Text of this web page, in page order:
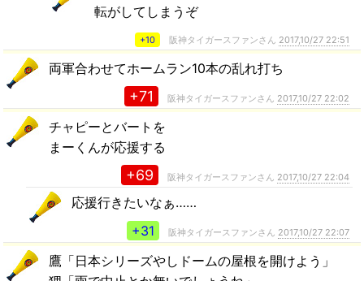
転がしてしまうぞ
+10 阪神タイガースファンさん 2017,10/27 22:51
両軍合わせてホームラン10本の乱れ打ち
+71 阪神タイガースファンさん 2017,10/27 22:02
チャピーとバートを
まーくんが応援する
+69 阪神タイガースファンさん 2017,10/27 22:04
応援行きたいなぁ……
+31
阪神タイガースファンさん 2017,10/27 22:07
鷹「日本シリーズやしドームの屋根を開けよう」